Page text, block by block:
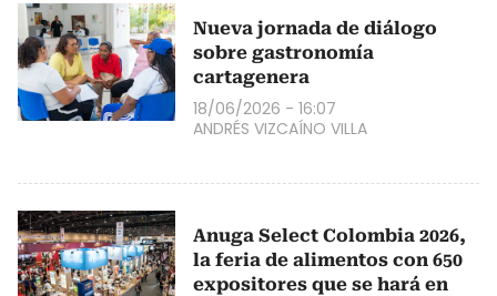
Nueva jornada de diálogo
sobre gastronomía
cartagenera
18/06/2026 - 16:07
ANDRÉS VIZCAÍNO VILLA
Anuga Select Colombia 2026,
la feria de alimentos con 650
expositores que se hará en